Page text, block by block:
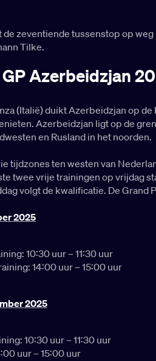
zeventiende tussenstop op weg
Tilke.
Azerbeidzjan
(Italië) duikt Azerbeidzjan op
Azerbeidzjan ligt op de
en Rusland in het noorden.
tijdzones ten westen van
twee vrije trainingen op vrijdag
volgt de kwalificatie. De Grand
2025
10:30 uur – 11:30 uur
14:00 uur – 15:00 uur
2025
10:30 uur – 11:30 uur
uur – 15:00 uur